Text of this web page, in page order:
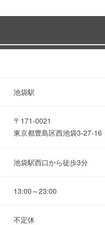
池袋駅
〒171-0021
東京都豊島区西池袋3-27-
池袋駅西口から徒歩3分
13:00～23:00
不定休